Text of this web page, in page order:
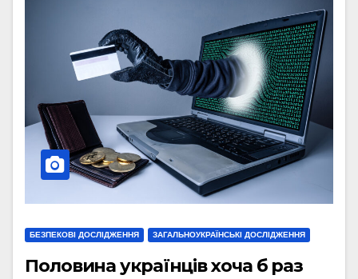
БЕЗПЕКОВІ ДОСЛІДЖЕННЯ ЗАГАЛЬНОУКРАЇНСЬКІ ДОСЛІДЖЕННЯ
Половина українців хоча б раз